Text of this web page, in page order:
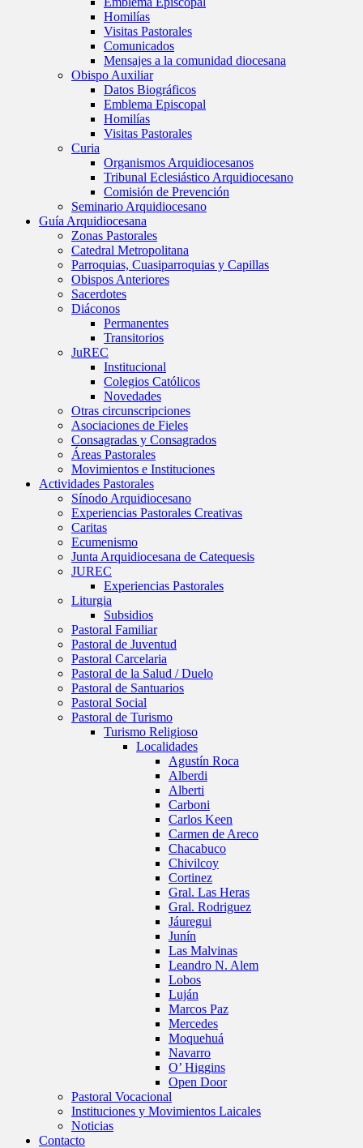
Homilías
Visitas Pastorales
Comunicados
Mensajes a la comunidad diocesana
Obispo Auxiliar
Datos Biográficos
Emblema Episcopal
Homilías
Visitas Pastorales
Curia
Organismos Arquidiocesanos
Tribunal Eclesiástico Arquidiocesano
Comisión de Prevención
Seminario Arquidiocesano
Guía Arquidiocesana
Zonas Pastorales
Catedral Metropolitana
Parroquias, Cuasiparroquias y Capillas
Obispos Anteriores
Sacerdotes
Diáconos
Permanentes
Transitorios
JuREC
Institucional
Colegios Católicos
Novedades
Otras circunscripciones
Asociaciones de Fieles
Consagradas y Consagrados
Áreas Pastorales
Movimientos e Instituciones
Actividades Pastorales
Sínodo Arquidiocesano
Experiencias Pastorales Creativas
Caritas
Ecumenismo
Junta Arquidiocesana de Catequesis
JUREC
Experiencias Pastorales
Liturgia
Subsidios
Pastoral Familiar
Pastoral de Juventud
Pastoral Carcelaria
Pastoral de la Salud / Duelo
Pastoral de Santuarios
Pastoral Social
Pastoral de Turismo
Turismo Religioso
Localidades
Agustín Roca
Alberdi
Alberti
Carboni
Carlos Keen
Carmen de Areco
Chacabuco
Chivilcoy
Cortinez
Gral. Las Heras
Gral. Rodriguez
Jáuregui
Junín
Las Malvinas
Leandro N. Alem
Lobos
Luján
Marcos Paz
Mercedes
Moquehuá
Navarro
O’ Higgins
Open Door
Pastoral Vocacional
Instituciones y Movimientos Laicales
Noticias
Contacto